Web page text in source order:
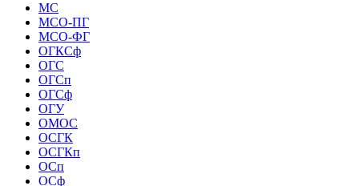
МС
МСО-ПГ
МСО-ФГ
ОГКСф
ОГС
ОГСп
ОГСф
ОГУ
ОМОС
ОСГК
ОСГКп
ОСп
ОСф